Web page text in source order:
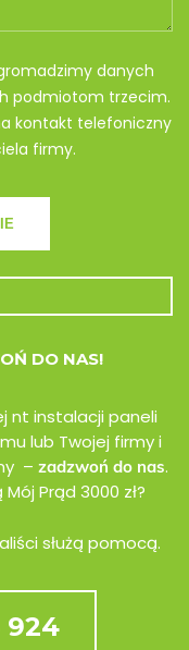
danych
podmiotom trzecim.
kontakt telefoniczny
firmy.
DO NAS!
nt instalacji paneli
lub Twojej firmy i
– zadzwoń do nas.
Prąd 3000 zł?
służą pomocą.
924